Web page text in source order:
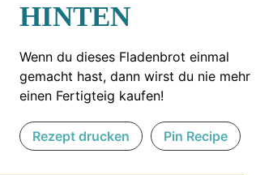
HINTEN
Wenn du dieses Fladenbrot einmal
gemacht hast, dann wirst du nie mehr
einen Fertigteig kaufen!
Rezept drucken Pin Recipe